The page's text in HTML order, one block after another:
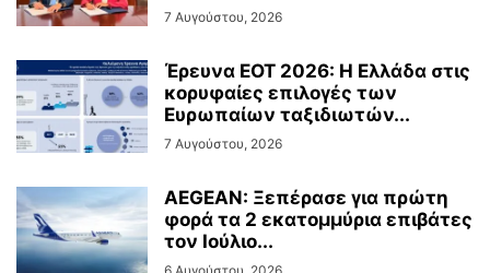
7 Αυγούστου, 2026
Έρευνα ΕΟΤ 2026: Η Ελλάδα στις
κορυφαίες επιλογές των
Ευρωπαίων ταξιδιωτών...
7 Αυγούστου, 2026
AEGEAN: Ξεπέρασε για πρώτη
φορά τα 2 εκατομμύρια επιβάτες
τον Ιούλιο...